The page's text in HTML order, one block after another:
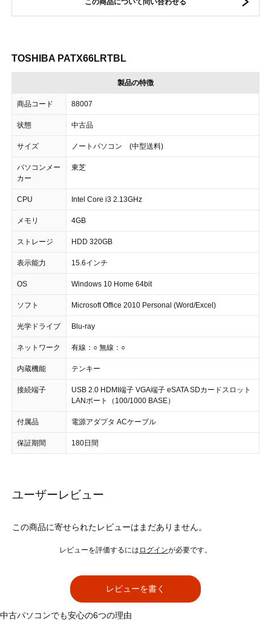
TOSHIBA PATX66LRTBL
製品の特徴
商品コード 88007
状態 中古品
サイズ ノートパソコン (中型送料)
パソコンメー
カー
東芝
CPU Intel Core i3 2.13GHz
メモリ 4GB
ストレージ HDD 320GB
表示能力 15.6インチ
OS Windows 10 Home 64bit
ソフト Microsoft Office 2010 Personal (Word/Excel)
光学ドライブ Blu-ray
ネットワーク 有線：○ 無線：○
内蔵機能 テンキー
接続端子
USB 2.0 HDMI端子 VGA端子 eSATA SDカードスロット
LANポート（100/1000 BASE）
付属品 電源アダプタ ACケーブル
保証期間 180日間
ユーザーレビュー
この商品に寄せられたレビューはまだありません。
レビューを評価するには ログインが必要です。
レビューを書く
中古パソコンでも安心の6つの理由